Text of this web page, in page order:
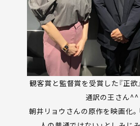
観客賞と監督賞を受賞した『正欲
通訳の王さん^^
朝井リョウさんの原作を映画化。